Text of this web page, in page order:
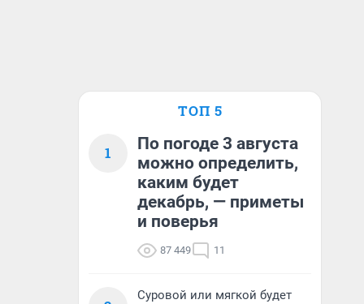
ТОП 5
1
По погоде 3 августа
можно определить,
каким будет
декабрь, — приметы
и поверья
87 449 11
Суровой или мягкой будет